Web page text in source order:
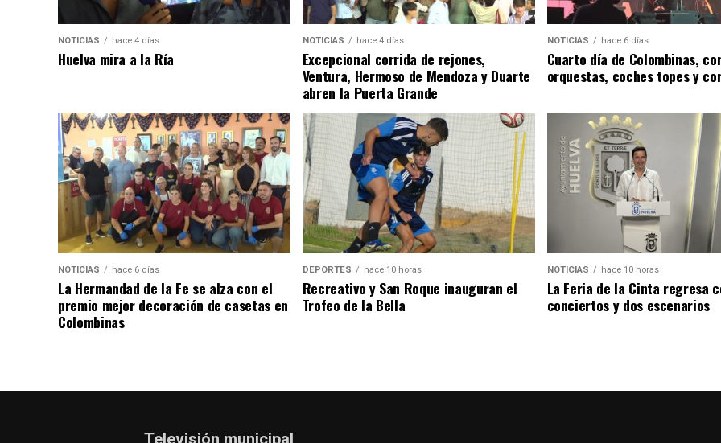
NOTICIAS hace 4 días
Huelva mira a la Ría
NOTICIAS hace 4 días
Excepcional corrida de rejones,
Ventura, Hermoso de Mendoza y Duarte
abren la Puerta Grande
NOTICIAS hace 6 días
Cuarto día de Colombinas,
orquestas, coches topes y
NOTICIAS hace 6 días
La Hermandad de la Fe se alza con el
premio mejor decoración de casetas en
Colombinas
DEPORTES hace 10 horas
Recreativo y San Roque inauguran el
Trofeo de la Bella
NOTICIAS hace 10 horas
La Feria de la Cinta regresa
conciertos y dos escenarios